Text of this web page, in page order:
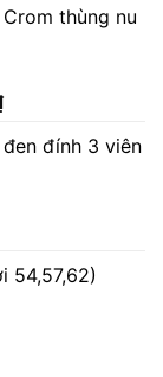
tại
thùng nu
Giá
tại
đính 3 viên
54,57,62)